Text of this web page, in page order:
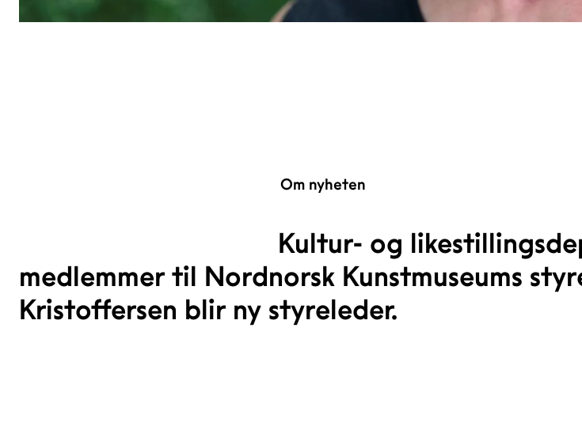
Om nyheten
Kultur- og
medlemmer til Nordnorsk Kunstmuseums
Kristoffersen blir ny styreleder.